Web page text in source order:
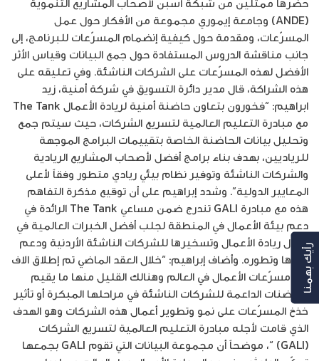
(ANDE) وجامعة إيموري مجموعة من الأفكار حول عمل
المسرّعات، ومقدمة حول كيفية إنضمام المسرّعات للبرنامج، إلى
جانب مناقشة الدروس المستفادة حول جمع البيانات وقياس الأثر
الأفضل لهذه المسرّعات على الشركات الناشئة. وفي تعليقه على
هذه الشراكة، قال مدير دائرة التسويق في شركة أمنية، زيد
ابراهيم: “فخورون بتعاون حاضنة أمنية لريادة الأعمال The Tank
مع مبادرة التعليم العالمية لتسريع الشركات، حيث سيتم جمع
وتحليل بيانات الحاضنة الخاصة بتقييمات البرامج الموجهة
للرياديين، بهدف بناء برامج أفضل لأصحاب المشاريع الريادية
والشركات الناشئة وتوفير نظام بيئي ريادي متطور وفقاً لأعلى
المعايير الدولية”. وشدد إبراهيم على أن توقيع مذكرة التفاهم
هذه مع مبادرة GALI تندرج ضمن مساعي The Tank الرائدة في
دعم بيئة الأعمال في المنطقة لجلب أفضل الخبرات العالمية في
مجال ريادة الأعمال وتسخيرها للشركات الناشئة الأردنية ودعم
نموها وتطوره. وأضاف إبراهيم: “خلال العقد الماضي تم إطلاق الاف
من مسرّعات الأعمال في العالم وهنالك القليل منها ما يقيم
الحاضنات الداعمة للشركات الناشئة في مراحلها المبكرة أو تأثير
خذخ المسرّعات على نمو وتطوير أعمال هذه الشركات وهو الهدف
الذي قامت لأجله مبادرة التعليم العالمية لتسريع الشركات
(GALI) “، موضحاً أن مجموعة البيانات التي تقوم GALI بجمعها
رأيك بهمنا